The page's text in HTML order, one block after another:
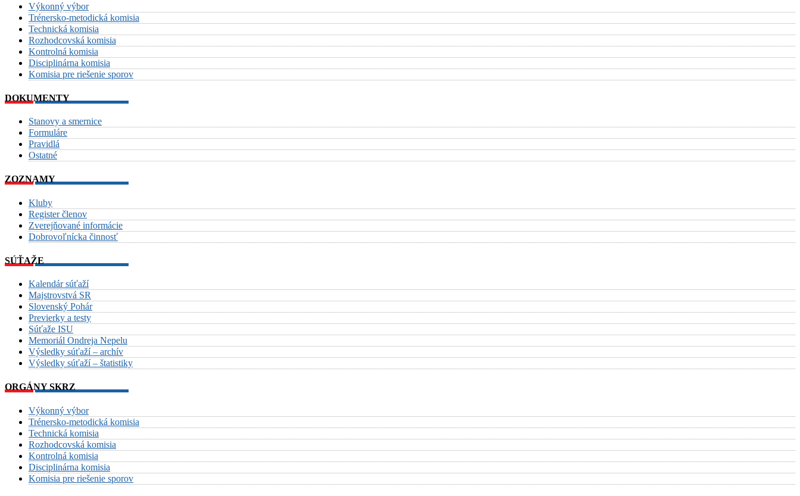
Výkonný výbor
Trénersko-metodická komisia
Technická komisia
Rozhodcovská komisia
Kontrolná komisia
Disciplinárna komisia
Komisia pre riešenie sporov
DOKUMENTY
Stanovy a smernice
Formuláre
Pravidlá
Ostatné
ZOZNAMY
Kluby
Register členov
Zverejňované informácie
Dobrovoľnícka činnosť
SÚŤAŽE
Kalendár súťaží
Majstrovstvá SR
Slovenský Pohár
Previerky a testy
Súťaže ISU
Memoriál Ondreja Nepelu
Výsledky súťaží – archív
Výsledky súťaží – štatistiky
ORGÁNY SKRZ
Výkonný výbor
Trénersko-metodická komisia
Technická komisia
Rozhodcovská komisia
Kontrolná komisia
Disciplinárna komisia
Komisia pre riešenie sporov